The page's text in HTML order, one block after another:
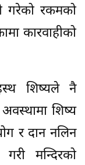
गरेको रकमको
कारवाहीको
शिष्यले नै
शिष्य
र दान नलिन
मन्दिरको